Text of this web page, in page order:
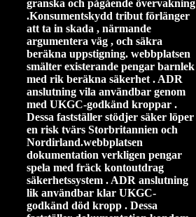
granska och pågående övervakning
.Konsumentskydd tribut förlänger
att ta in skada , närmande
argumentera väg , och säkra
beräkna uppstigning. webbplatsen
smälter existerande pengar barnlek
med rik beräkna säkerhet . ADR
anslutning vila användbar genom
med UKGC-godkänd kroppar .
Dessa fastställer stödjer säker löper
en risk tvärs Storbritannien och
Nordirland.webbplatsen
dokumentation verkligen pengar
spela med fräck kontoutdrag
säkerhetssystem . ADR anslutning
lik användbar klar UKGC-
godkänd död kropp . Dessa